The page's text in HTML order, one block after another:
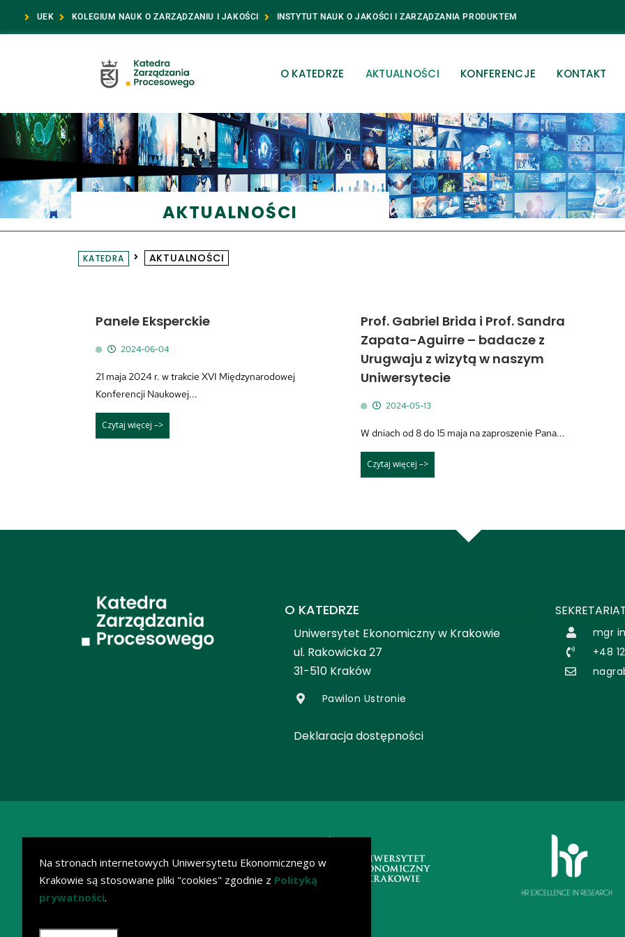
UEK KOLEGIUM NAUK O ZARZĄDZANIU I JAKOŚCI INSTYTUT NAUK O JAKOŚCI I ZARZĄDZANIA PRODUKTEM
O KATEDRZE AKTUALNOŚCI KONFERENCJE KONTAKT
AKTUALNOŚCI
KATEDRA AKTUALNOŚCI
Panele Eksperckie
2024-06-04
21 maja 2024 r. w trakcie XVI Międzynarodowej
Konferencji Naukowej...
Czytaj więcej –>
Prof. Gabriel Brida i Prof. Sandra
Zapata-Aguirre – badacze z
Urugwaju z wizytą w naszym
Uniwersytecie
2024-05-13
W dniach od 8 do 15 maja na zaproszenie Pana...
Czytaj więcej –>
O KATEDRZE
Uniwersytet Ekonomiczny w Krakowie
ul. Rakowicka 27
31-510 Kraków
Pawilon Ustronie
Deklaracja dostępności
mgr
+48
Na stronach internetowych Uniwersytetu Ekonomicznego w
Krakowie są stosowane pliki "cookies" zgodnie z Polityką
prywatności.